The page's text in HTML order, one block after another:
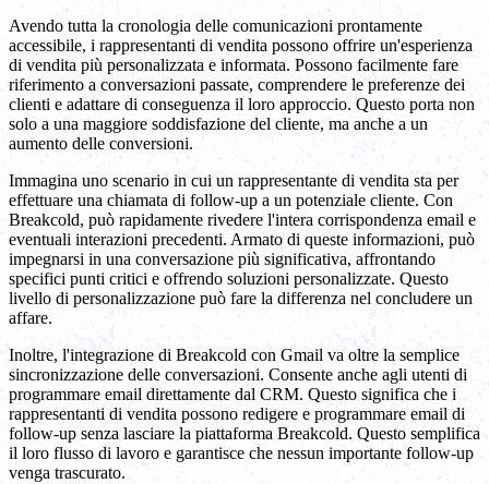
Avendo tutta la cronologia delle comunicazioni prontamente
accessibile, i rappresentanti di vendita possono offrire un'esperienza
di vendita più personalizzata e informata. Possono facilmente fare
riferimento a conversazioni passate, comprendere le preferenze dei
clienti e adattare di conseguenza il loro approccio. Questo porta non
solo a una maggiore soddisfazione del cliente, ma anche a un
aumento delle conversioni.
Immagina uno scenario in cui un rappresentante di vendita sta per
effettuare una chiamata di follow-up a un potenziale cliente. Con
Breakcold, può rapidamente rivedere l'intera corrispondenza email e
eventuali interazioni precedenti. Armato di queste informazioni, può
impegnarsi in una conversazione più significativa, affrontando
specifici punti critici e offrendo soluzioni personalizzate. Questo
livello di personalizzazione può fare la differenza nel concludere un
affare.
Inoltre, l'integrazione di Breakcold con Gmail va oltre la semplice
sincronizzazione delle conversazioni. Consente anche agli utenti di
programmare email direttamente dal CRM. Questo significa che i
rappresentanti di vendita possono redigere e programmare email di
follow-up senza lasciare la piattaforma Breakcold. Questo semplifica
il loro flusso di lavoro e garantisce che nessun importante follow-up
venga trascurato.